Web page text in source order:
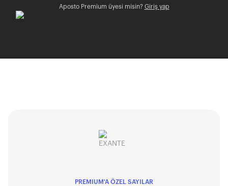
Aposto Premium üyesi misin? Giriş yap
PREMIUM'A ÖZEL SAYILAR